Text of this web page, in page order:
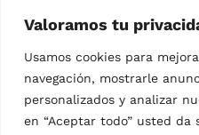
Valoramos tu
Usamos cookies para
navegación, mostrarle
personalizados y analizar
en “Aceptar todo” usted da
Inicio Tienda
Cestas
Arreglos
Política
© Copyright 2019 |